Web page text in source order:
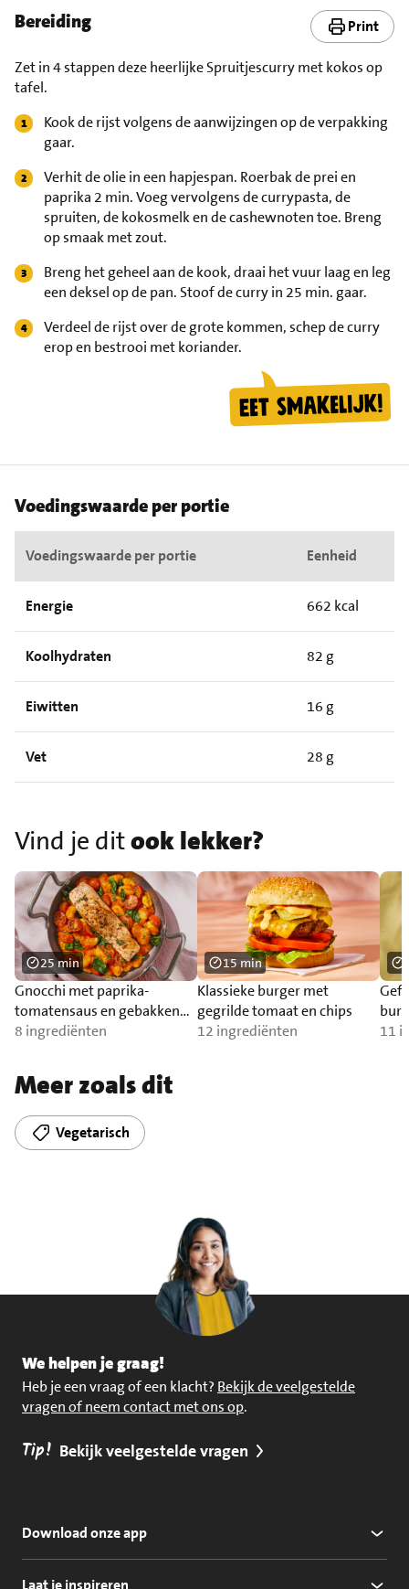
Bereiding Print
Zet in 4 stappen deze heerlijke Spruitjescurry met kokos op
tafel.
Kook de rijst volgens de aanwijzingen op de verpakking
gaar.
Verhit de olie in een hapjespan. Roerbak de prei en
paprika 2 min. Voeg vervolgens de currypasta, de
spruiten, de kokosmelk en de cashewnoten toe. Breng
op smaak met zout.
Breng het geheel aan de kook, draai het vuur laag en leg
een deksel op de pan. Stoof de curry in 25 min. gaar.
Verdeel de rijst over de grote kommen, schep de curry
erop en bestrooi met koriander.
Voedingswaarde per portie
Voedingswaarde per portie Eenheid
Energie 662 kcal
Koolhydraten 82 g
Eiwitten 16 g
Vet 28 g
Vind je ditook lekker?
Gnocchi met paprika-
tomatensaus en gebakken
zalm
8 ingrediënten
25 min
Klassieke burger met
gegrilde tomaat en chips
12 ingrediënten
15 min
11
Meer zoals dit
Vegetarisch
We helpen je graag!
Heb je een vraag of een klacht? Bekijk de veelgestelde
vragen of neem contact met ons op.
Tip! Bekijk veelgestelde vragen
Download onze app
Laat je inspireren